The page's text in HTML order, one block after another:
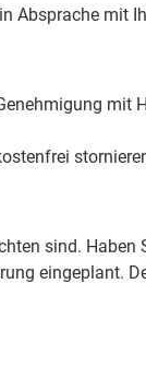
Absprache mit
mit
sind. Haben
eingeplant.